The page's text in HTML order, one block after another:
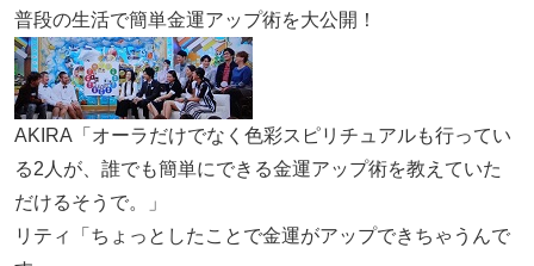
普段の生活で簡単金運アップ術を大公開！
AKIRA「オーラだけでなく色彩スピリチュアルも行ってい
る2人が、誰でも簡単にできる金運アップ術を教えていた
だけるそうで。」
リティ「ちょっとしたことで金運がアップできちゃうんで